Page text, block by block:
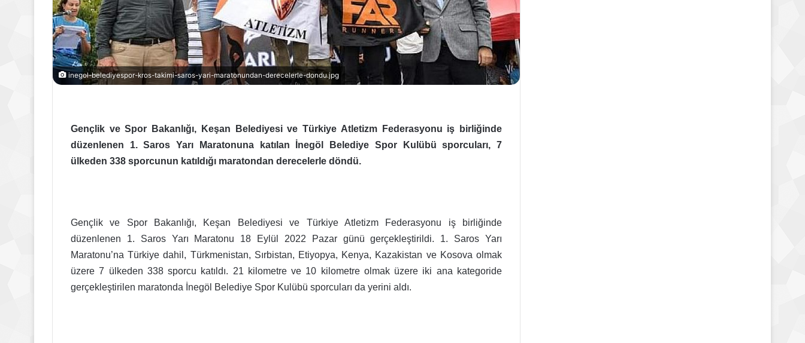
inegol-belediyespor-kros-takimi-saros-yari-maratonundan-derecelerle-dondu.jpg
Gençlik ve Spor Bakanlığı, Keşan Belediyesi ve Türkiye Atletizm Federasyonu iş birliğinde
düzenlenen 1. Saros Yarı Maratonuna katılan İnegöl Belediye Spor Kulübü sporcuları, 7
ülkeden 338 sporcunun katıldığı maratondan derecelerle döndü.
Gençlik ve Spor Bakanlığı, Keşan Belediyesi ve Türkiye Atletizm Federasyonu iş birliğinde
düzenlenen 1. Saros Yarı Maratonu 18 Eylül 2022 Pazar günü gerçekleştirildi. 1. Saros Yarı
Maratonu’na Türkiye dahil, Türkmenistan, Sırbistan, Etiyopya, Kenya, Kazakistan ve Kosova olmak
üzere 7 ülkeden 338 sporcu katıldı. 21 kilometre ve 10 kilometre olmak üzere iki ana kategoride
gerçekleştirilen maratonda İnegöl Belediye Spor Kulübü sporcuları da yerini aldı.